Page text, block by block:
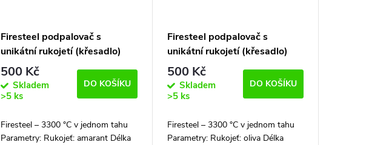
Firesteel podpalovač s
unikátní rukojetí (křesadlo)
500 Kč
Skladem
>5 ks
DO KOŠÍKU
Firesteel – 3300 °C v jednom tahu
Parametry: Rukojeť: amarant Délka
Firesteel podpalovač s
unikátní rukojetí (křesadlo)
500 Kč
Skladem
>5 ks
DO KOŠÍKU
Firesteel – 3300 °C v jednom tahu
Parametry: Rukojeť: oliva Délka